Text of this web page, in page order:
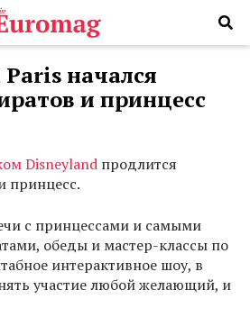
начался
и принцесс
Disneyland продлится
принцесс.
с принцессами и самыми
обеды и мастер-классы по
интерактивное шоу, в
участие любой желающий, и